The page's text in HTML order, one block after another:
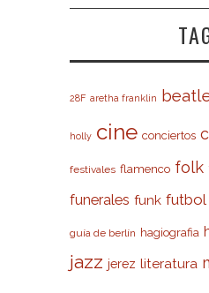
28F aretha franklin
holly cine conciertos
festivales flamenco folk
funerales funk futbol
guía de berlín hagiografia
jazz jerez literatura